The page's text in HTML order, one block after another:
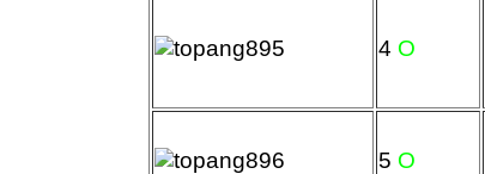
4 O
5 O